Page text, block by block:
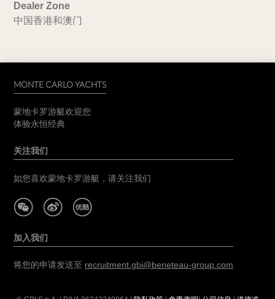
Dealer Zone
中国香港和澳门
MONTE CARLO YACHTS
蒙地卡罗游艇欢迎您
体验永恒经典
关注我们
如您喜欢蒙地卡罗游艇，请关注我们
加入我们
将您的申请发送至 recruitment.gbi@beneteau-group.com